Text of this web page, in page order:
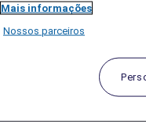
Mais informações
Nossos parceiros